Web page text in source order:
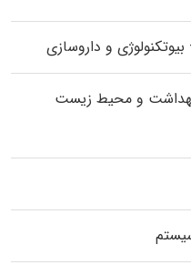
و داروسازی
بهداشت و محیط زیست